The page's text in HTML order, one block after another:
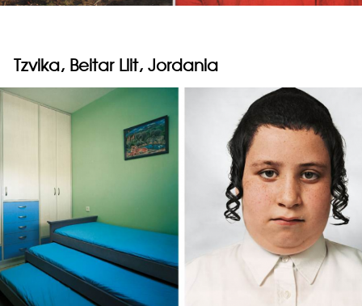
Tzvika, Beitar Llit, Jordania